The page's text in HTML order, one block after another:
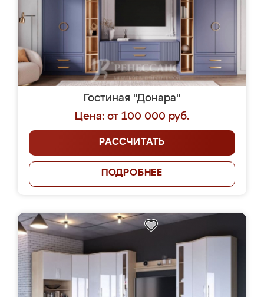
Гостиная "Донара"
Цена: от 100 000 руб.
РАССЧИТАТЬ
ПОДРОБНЕЕ